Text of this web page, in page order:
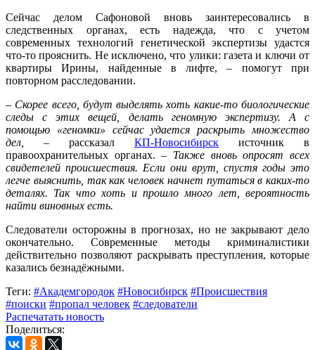
Сейчас делом Сафоновой вновь заинтересовались в
следственных органах, есть надежда, что с учетом
современных технологий генетической экспертизы удастся
что-то прояснить. Не исключено, что улики: газета и ключи от
квартиры Ирины, найденные в лифте, – помогут при
повторном расследовании.
– Скорее всего, будут выделять хоть какие-то биологические
следы с этих вещей, делать геномную экспертизу. А с
помощью «геномки» сейчас удается раскрыть множество
дел,
– рассказал КП-Новосибирск источник в
правоохранительных органах. – Также вновь опросят всех
свидетелей происшествия. Если они врут, спустя годы это
легче выяснить, так как человек начнет путаться в каких-то
деталях. Так что хоть и прошло много лет, вероятность
найти виновных есть.
Следователи осторожны в прогнозах, но не закрывают дело
окончательно. Современные методы криминалистики
действительно позволяют раскрывать преступления, которые
казались безнадёжными.
Теги: #Академгородок #Новосибирск #Происшествия
#поиски #пропал человек #следователи
Распечатать новость
Поделиться: